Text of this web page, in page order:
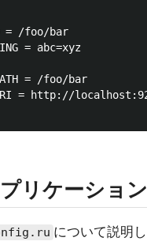
= /foo/bar
= abc=xyz
= /foo/bar
= http://
リケーショ
について説明